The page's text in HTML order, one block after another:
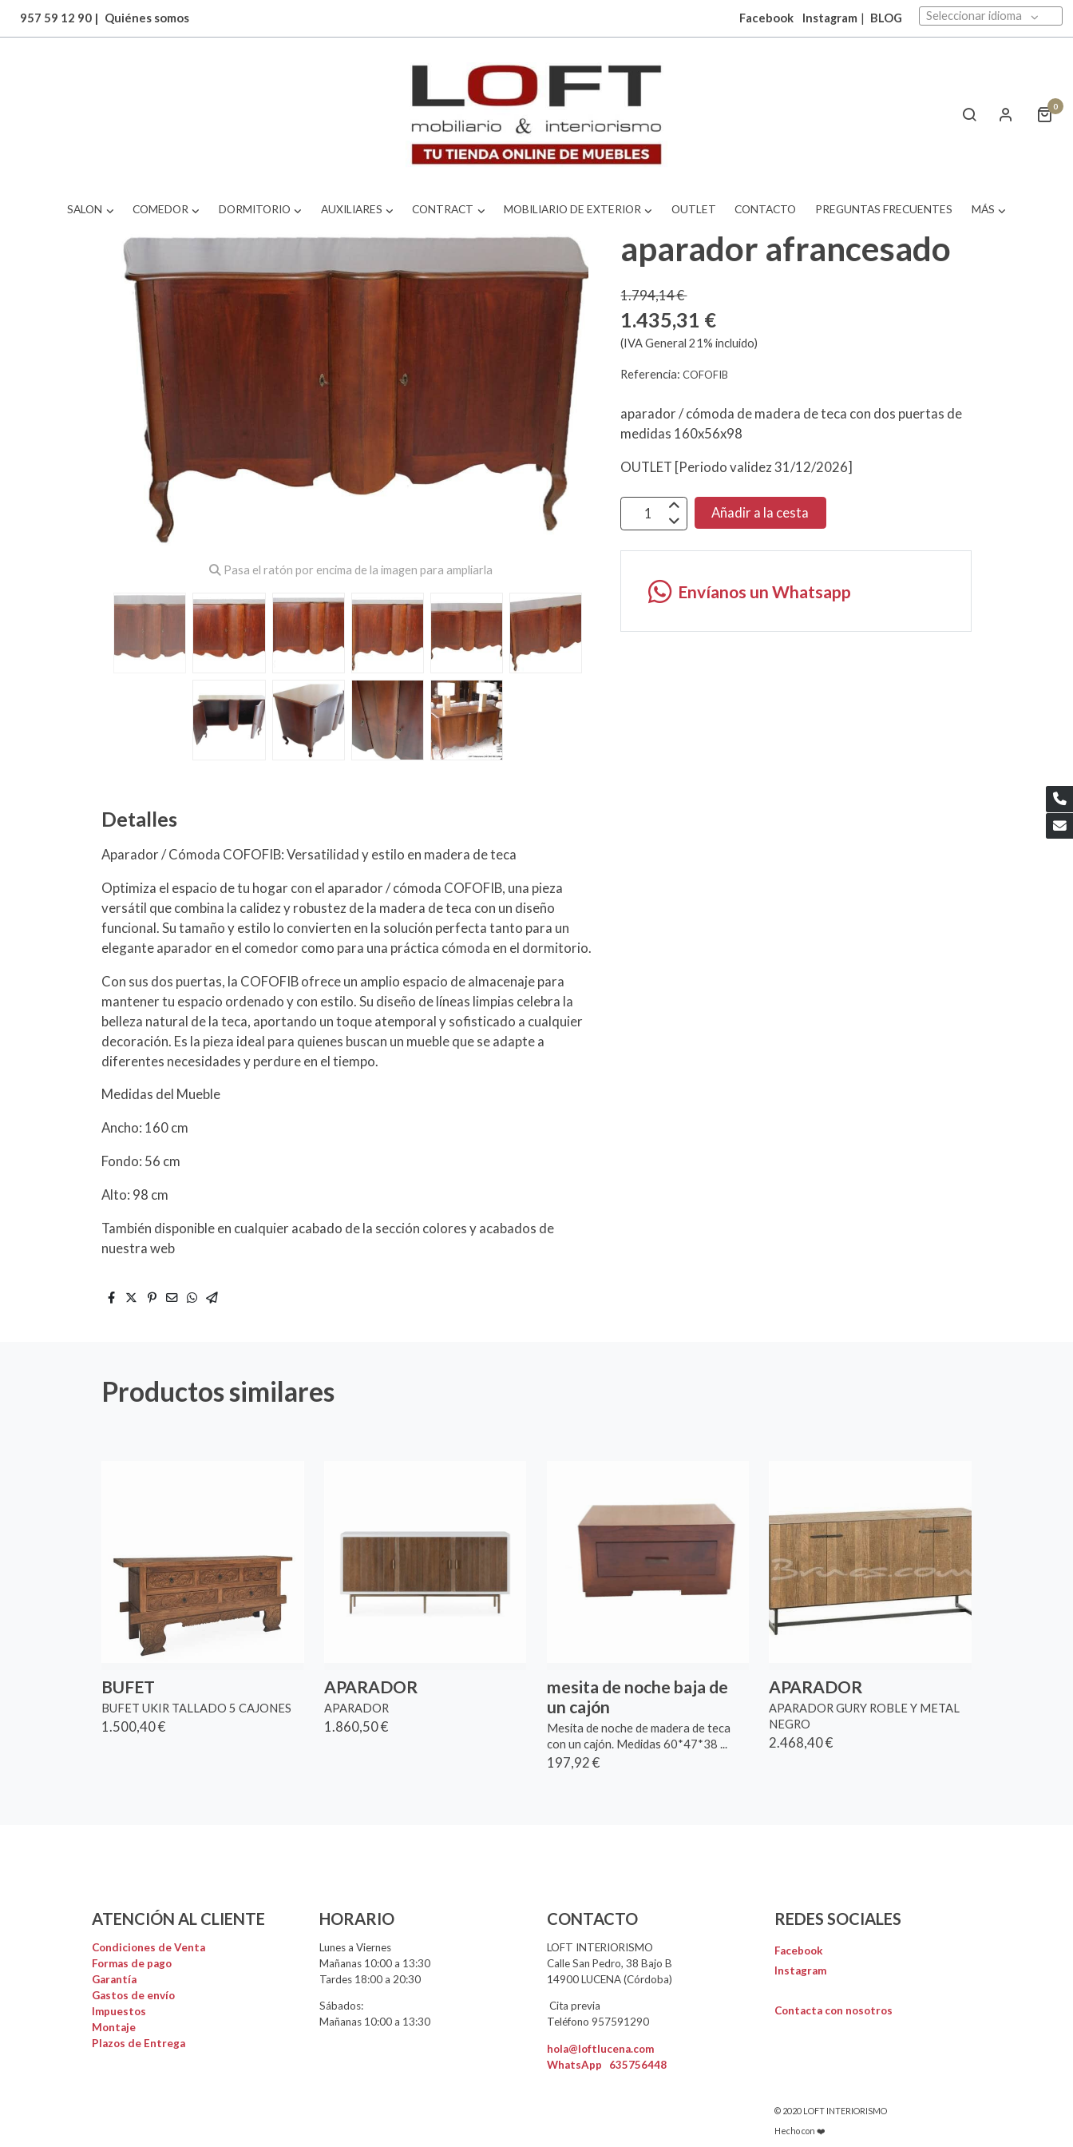
957 59 12 90 | Quiénes somos Facebook Instagram | BLOG Seleccionar idioma
0
SALON COMEDOR DORMITORIO AUXILIARES CONTRACT MOBILIARIO DE EXTERIOR OUTLET CONTACTO PREGUNTAS FRECUENTES MÁS
Pasa el ratón por encima de la imagen para ampliarla
Detalles
Aparador / Cómoda COFOFIB: Versatilidad y estilo en madera de teca
Optimiza el espacio de tu hogar con el aparador / cómoda COFOFIB, una pieza
versátil que combina la calidez y robustez de la madera de teca con un diseño
funcional. Su tamaño y estilo lo convierten en la solución perfecta tanto para un
elegante aparador en el comedor como para una práctica cómoda en el dormitorio.
Con sus dos puertas, la COFOFIB ofrece un amplio espacio de almacenaje para
mantener tu espacio ordenado y con estilo. Su diseño de líneas limpias celebra la
belleza natural de la teca, aportando un toque atemporal y sofisticado a cualquier
decoración. Es la pieza ideal para quienes buscan un mueble que se adapte a
diferentes necesidades y perdure en el tiempo.
Medidas del Mueble
Ancho: 160 cm
Fondo: 56 cm
Alto: 98 cm
También disponible en cualquier acabado de la sección colores y acabados de
nuestra web
aparador afrancesado
1.794,14 €
1.435,31 €
(IVA General 21% incluido)
Referencia:COFOFIB
aparador / cómoda de madera de teca con dos puertas de
medidas 160x56x98
OUTLET [Periodo validez 31/12/2026]
Añadir a la cesta
Envíanos un Whatsapp
Productos similares
BUFET
BUFET UKIR TALLADO 5 CAJONES
1.500,40 €
APARADOR
APARADOR
1.860,50 €
mesita de noche baja de
un cajón
Mesita de noche de madera de teca
con un cajón. Medidas 60*47*38 ...
197,92 €
APARADOR
APARADOR GURY ROBLE Y METAL
NEGRO
2.468,40 €
ATENCIÓN AL CLIENTE
Condiciones de Venta
Formas de pago
Garantía
Gastos de envío
Impuestos
Montaje
Plazos de Entrega
HORARIO
Lunes a Viernes
Mañanas 10:00 a 13:30
Tardes 18:00 a 20:30
Sábados:
Mañanas 10:00 a 13:30
CONTACTO
LOFT INTERIORISMO
Calle San Pedro, 38 Bajo B
14900 LUCENA (Córdoba)
Cita previa
Teléfono 957591290
hola@loftlucena.com
WhatsApp 635756448
REDES SOCIALES
Facebook
Instagram
Contacta con nosotros
© 2020 LOFT INTERIORISMO
Hecho con ❤️